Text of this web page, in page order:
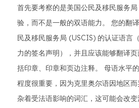
首先要考察的是美国公民及移民服务
验，而不是一般的双语能力。 您的翻
民及移民服务局 (USCIS) 的认证语言
力的签名声明），并且应该能够翻译
括印章、印章和页边注释。 母语水平
程度很重要，因为克里奥尔语因地区
杂着受法语影响的词汇，这可能会改变